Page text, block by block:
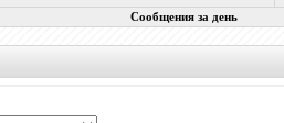
Сообщения за день